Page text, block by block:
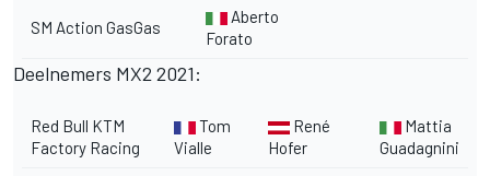
SM Action GasGas
Aberto
Forato
Deelnemers MX2 2021:
Red Bull KTM
Factory Racing
Tom
Vialle
René
Hofer
Mattia
Guadagnini